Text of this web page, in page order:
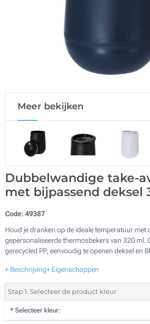
Meer bekijken
Dubbelwandige take-
met bijpassend deksel
Code:49387
Houd je dranken op de ideale temperatuur met
gepersonaliseerde thermosbekers van 320 ml.
gerecycled PP, eenvoudig te openen deksel en
+ Beschrijving+ Eigenschappen
Stap 1. Selecteer de product kleur
* Selecteer kleur: